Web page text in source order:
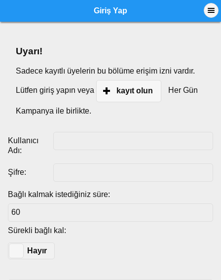
Giriş Yap
Uyarı!
Sadece kayıtlı üyelerin bu bölüme erişim izni vardır.
Lütfen giriş yapın veya kayıt olun Her Gün
Kampanya ile birlikte.
Kullanıcı
Adı:
Şifre:
Bağlı kalmak istediğiniz süre:
Sürekli bağlı kal:
Hayır